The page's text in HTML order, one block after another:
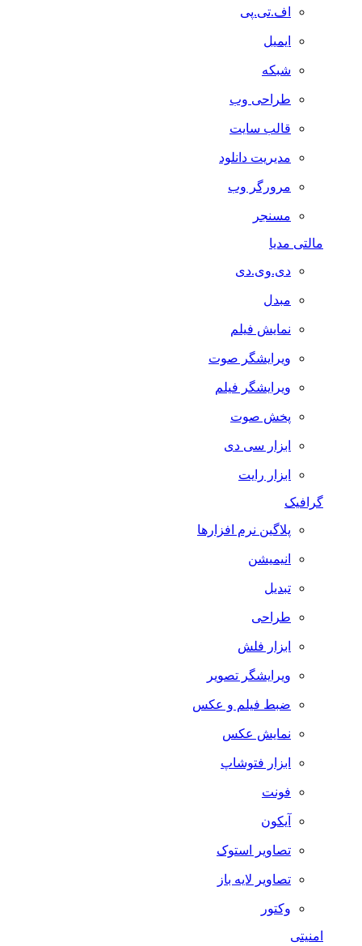
اف.تی.پی
ایمیل
شبکه
طراحی وب
قالب سایت
مدیریت دانلود
مرورگر وب
مسنجر
مالتی مدیا
دی.وی.دی
مبدل
نمایش فیلم
ویرایشگر صوت
ویرایشگر فیلم
پخش صوت
ابزار سی دی
ابزار رایت
گرافیک
پلاگین نرم افزارها
انیمیشن
تبدیل
طراحی
ابزار فلش
ویرایشگر تصویر
ضبط فيلم و عكس
نمایش عکس
ابزار فتوشاپ
فونت
آیکون
تصاویر استوک
تصاویر لایه باز
وکتور